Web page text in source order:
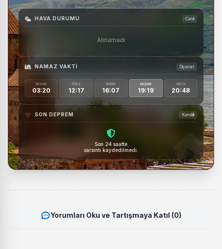
HAVA DURUMU Canlı
Alınamadı
NAMAZ VAKTI Diyanet
İMSAK
03:20
ÖĞLE
12:17
İKINDI
16:07
AKŞAM
19:19
YATSI
20:48
SON DEPREM Kandilli
Son 24 saatte
sarsıntı kaydedilmedi.
Yorumları Oku ve Tartışmaya Katıl (0)